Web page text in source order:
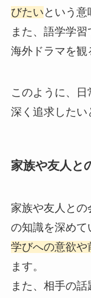
びたい という意
また、語学学
海外ドラマを観
このように、
深く追求したい
家族や友人と
家族や友人と
の知識を深めて
学びへの意欲や
ます。
また、相手の